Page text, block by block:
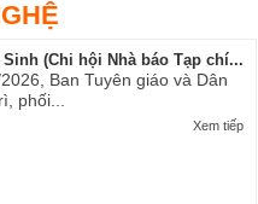
(Chi hội Nhà báo Tạp chí...
Ban Tuyên giáo và Dân
phối...
Xem tiếp